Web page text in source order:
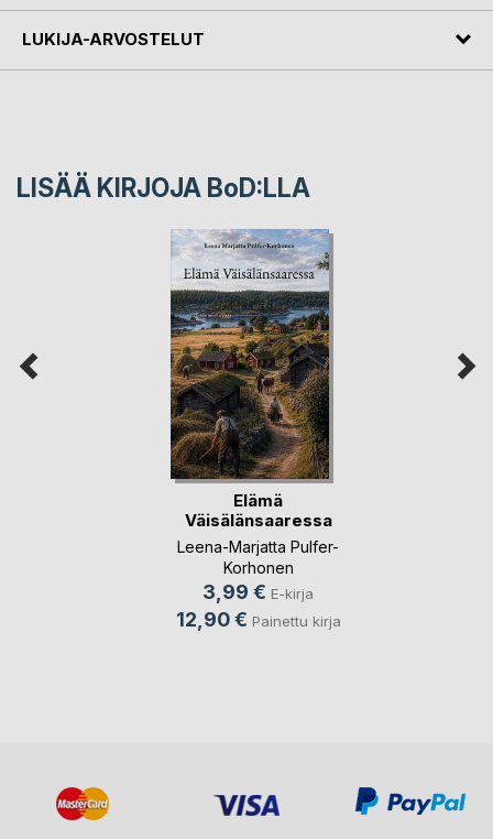
LUKIJA-ARVOSTELUT
LISÄÄ KIRJOJA BoD:LLA
Elämä
Väisälänsaaressa
Leena-Marjatta Pulfer-
Korhonen
3,99 € E-kirja
12,90 € Painettu kirja